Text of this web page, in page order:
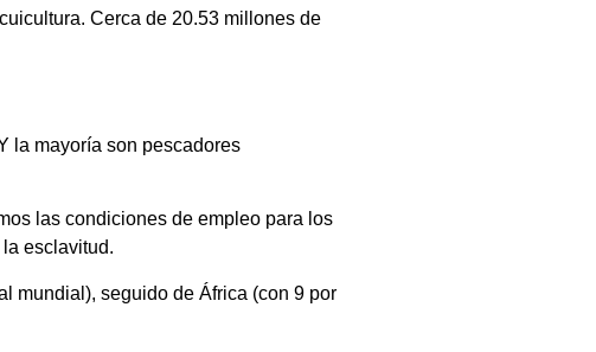
Cerca de 20.53 millones de
la mayoría son pescadores
las condiciones de empleo para los
esclavitud.
mundial), seguido de África (con 9 por